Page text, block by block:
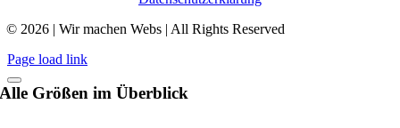
© 2026 | Wir machen Webs | All Rights Reserved
Page load link
Alle Größen im Überblick